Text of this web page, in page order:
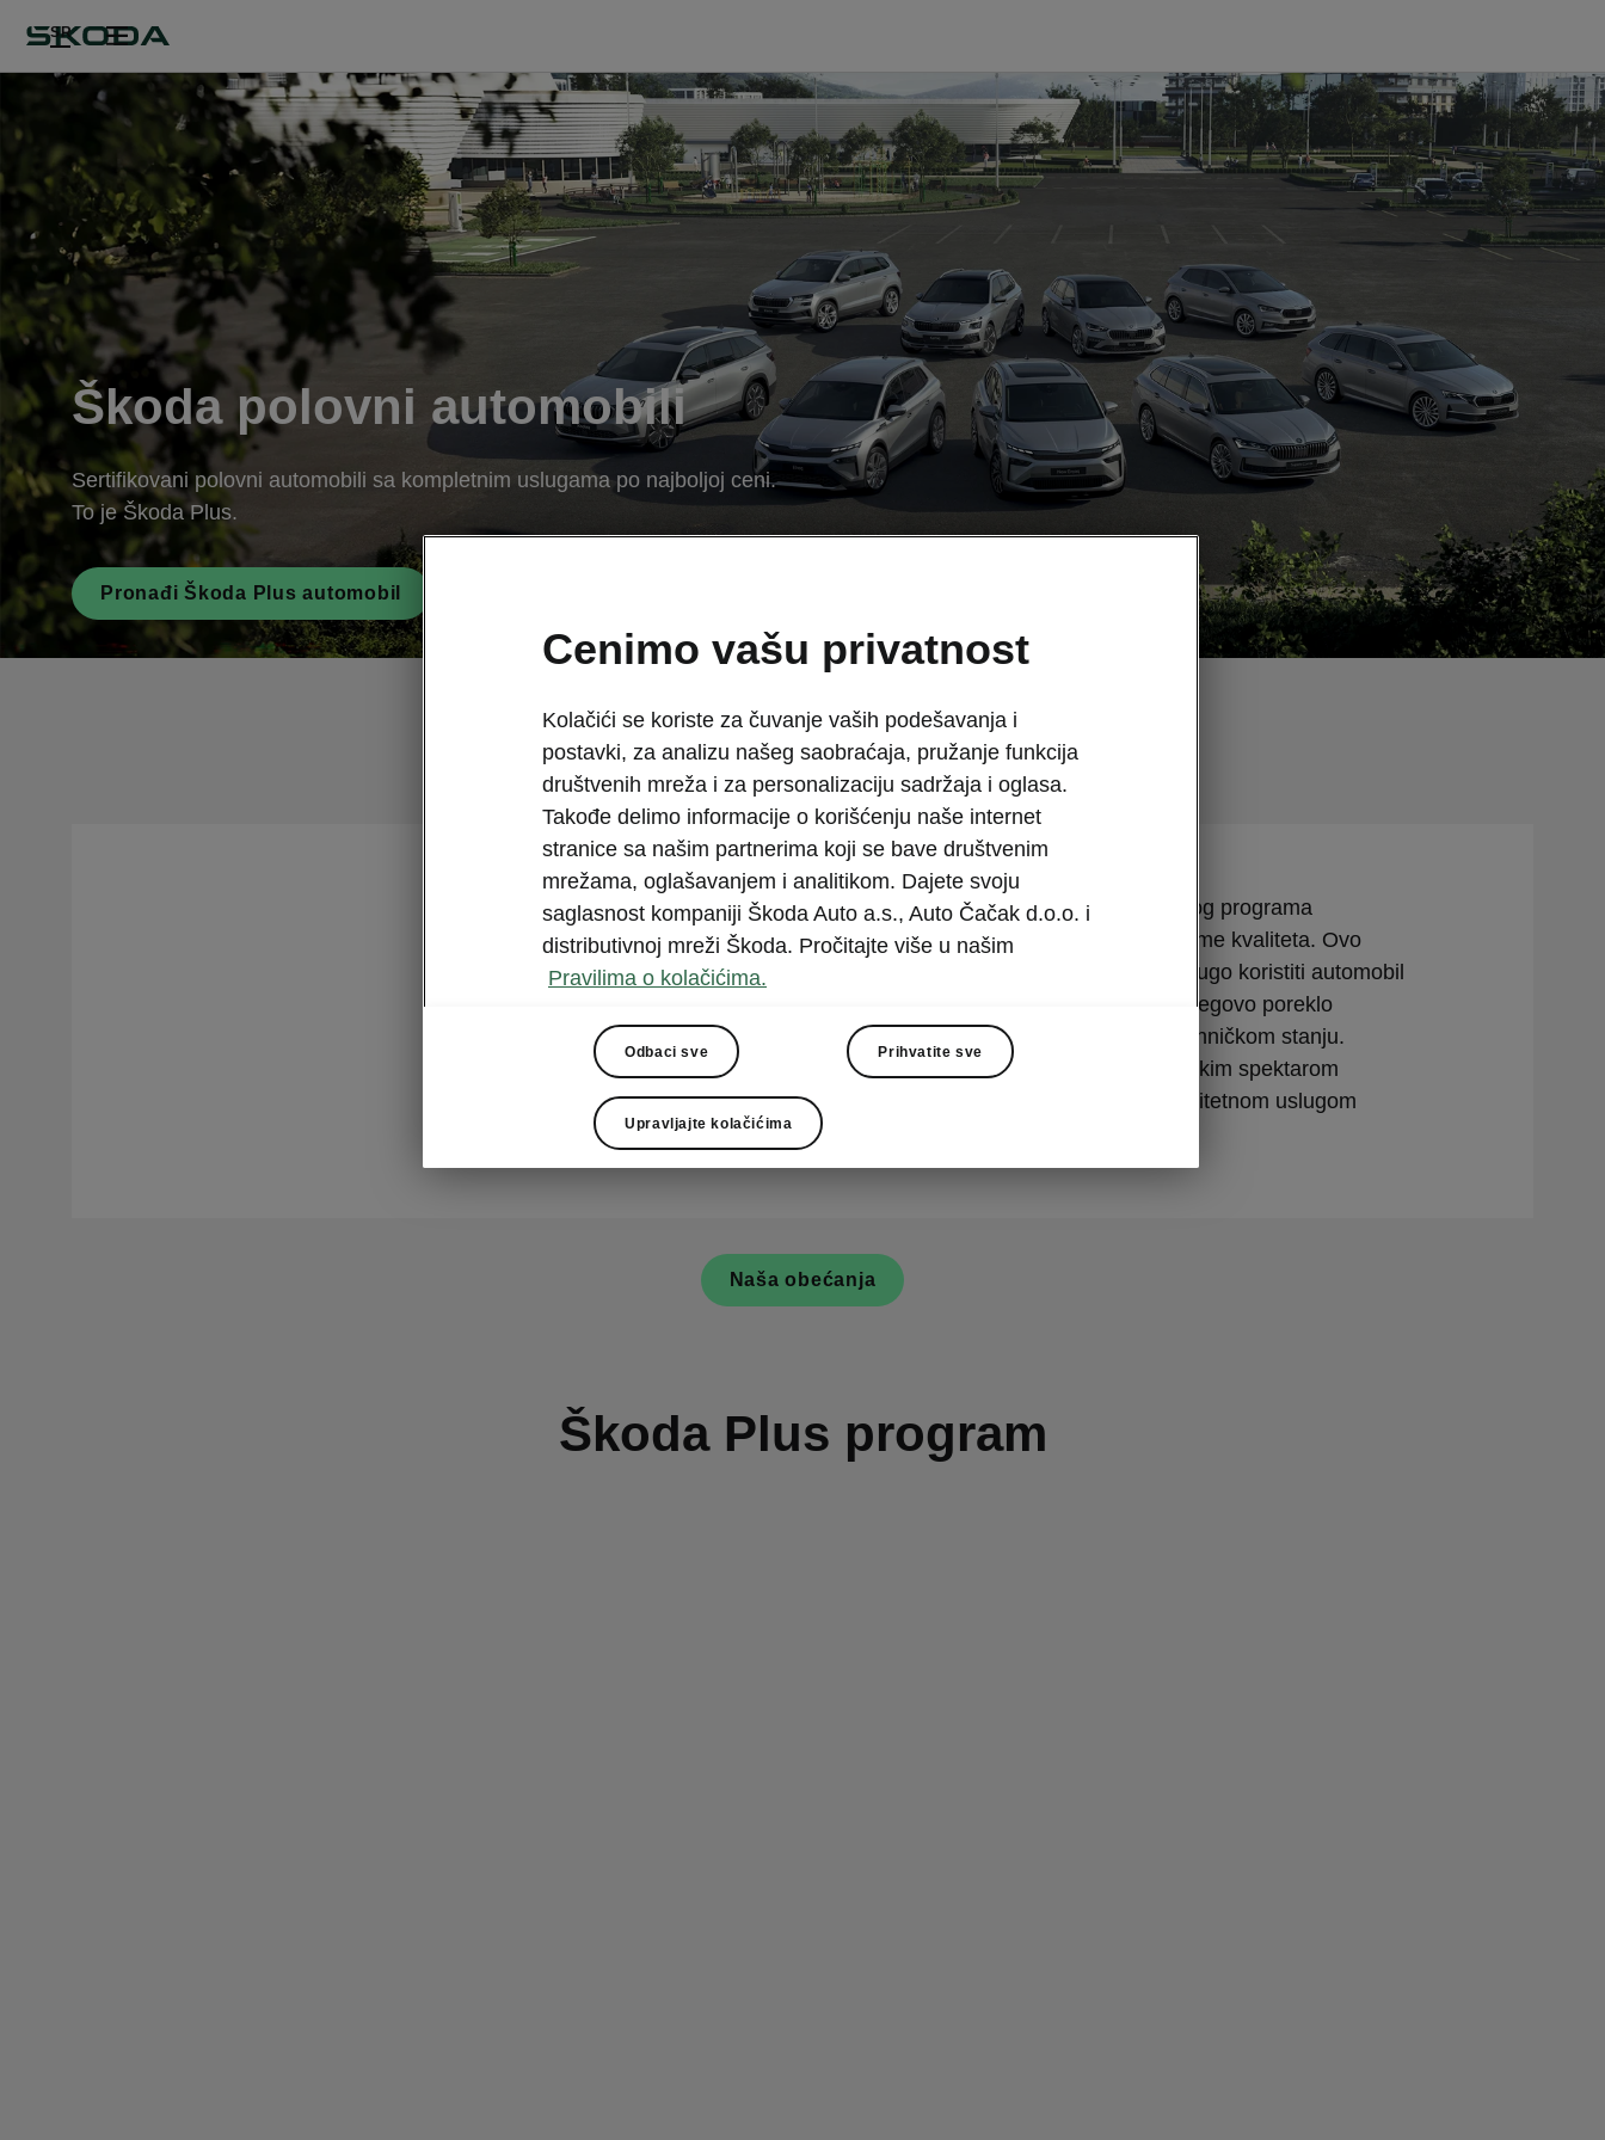
SR
Škoda polovni automobili
Sertifikovani polovni automobili sa kompletnim uslugama po najboljoj ceni.
To je Škoda Plus.
Pronađi Škoda Plus automobil
Šta je Škoda Plus?
Svi automobili u okviru ovog programa
ispunjavaju stroge kriterijume kvaliteta. Ovo
garantuje da će korisnici dugo koristiti automobil
bez brige o tome da li je njegovo poreklo
nepoznato ili je u lošem tehničkom stanju.
Automobili se nude sa širokim spektarom
pogodnosti za kupce i kvalitetnom uslugom
Naša obećanja
Škoda Plus program
Cenimo vašu privatnost
Kolačići se koriste za čuvanje vaših podešavanja i
postavki, za analizu našeg saobraćaja, pružanje funkcija
društvenih mreža i za personalizaciju sadržaja i oglasa.
Takođe delimo informacije o korišćenju naše internet
stranice sa našim partnerima koji se bave društvenim
mrežama, oglašavanjem i analitikom. Dajete svoju
saglasnost kompaniji Škoda Auto a.s., Auto Čačak d.o.o. i
distributivnoj mreži Škoda. Pročitajte više u našim
Pravilima o kolačićima.
Odbaci sve Prihvatite sve
Upravljajte kolačićima